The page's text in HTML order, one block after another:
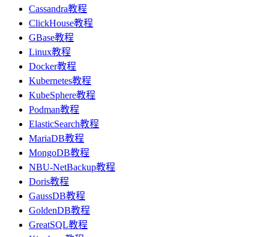
Cassandra教程
ClickHouse教程
GBase教程
Linux教程
Docker教程
Kubernetes教程
KubeSphere教程
Podman教程
ElasticSearch教程
MariaDB教程
MongoDB教程
NBU-NetBackup教程
Doris教程
GaussDB教程
GoldenDB教程
GreatSQL教程